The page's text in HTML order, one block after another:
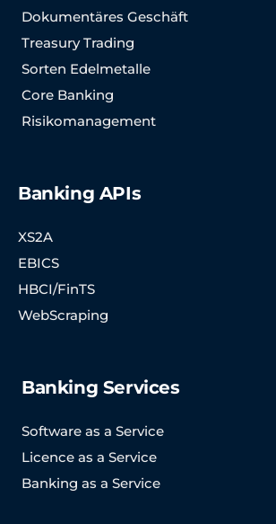
Dokumentäres Geschäft
Treasury Trading
Sorten Edelmetalle
Core Banking
Risikomanagement
Banking APIs
XS2A
EBICS
HBCI/FinTS
WebScraping
Banking Services
Software as a Service
Licence as a Service
Banking as a Service